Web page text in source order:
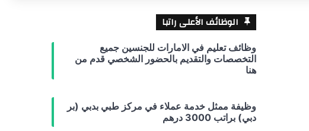
الوظائف الأعلى راتبا
وظائف تعليم في الامارات للجنسين جميع
التخصصات والتقديم بالحضور الشخصي قدم من
هنا
وظيفة ممثل خدمة عملاء في مركز طبي بدبي (بر
دبي) براتب 3000 درهم